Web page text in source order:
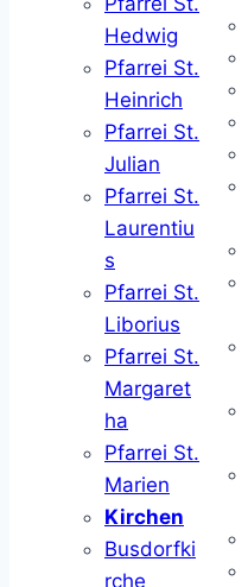
Hedwig
Pfarrei St.
Heinrich
Pfarrei St.
Julian
Pfarrei St.
Laurentiu
s
Pfarrei St.
Liborius
Pfarrei St.
Margaret
ha
Pfarrei St.
Marien
Kirchen
Busdorfki
rche